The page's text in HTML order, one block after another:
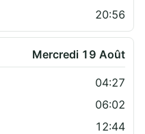
20:56
Mercredi 19 Août
04:27
06:02
12:44